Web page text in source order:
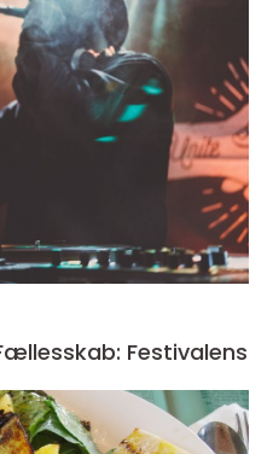
Festivalens